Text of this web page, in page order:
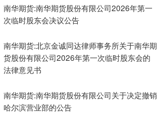
南华期货:南华期货股份有限公司2026年第一
次临时股东会决议公告
南华期货:北京金诚同达律师事务所关于南华期
货股份有限公司2026年第一次临时股东会的
法律意见书
南华期货:南华期货股份有限公司关于决定撤销
哈尔滨营业部的公告